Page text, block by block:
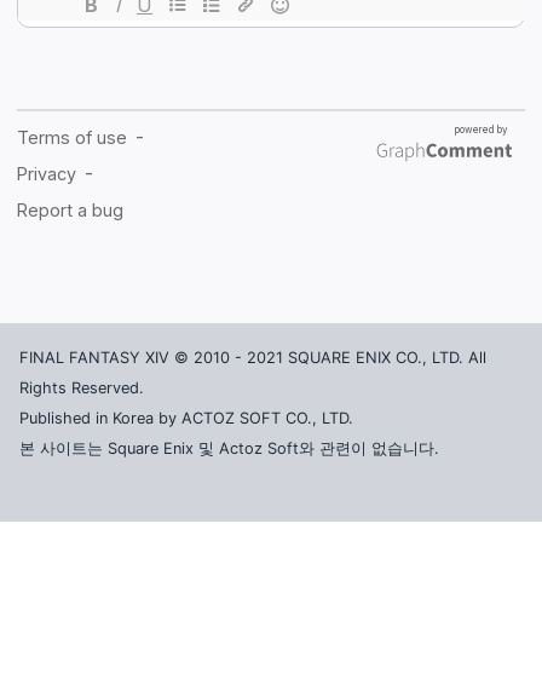
FINAL FANTASY XIV © 2010 - 2021 SQUARE ENIX CO., LTD. All
Rights Reserved.
Published in Korea by ACTOZ SOFT CO., LTD.
본 사이트는 Square Enix 및 Actoz Soft와 관련이 없습니다.